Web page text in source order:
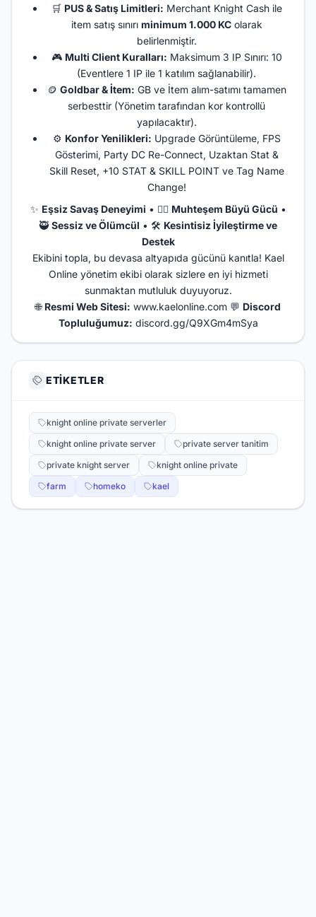
🛒 PUS & Satış Limitleri: Merchant Knight Cash ile
item satış sınırı minimum 1.000 KColarak
belirlenmiştir.
🎮 Multi Client Kuralları: Maksimum 3 IP Sınırı: 10
(Eventlere 1 IP ile 1 katılım sağlanabilir).
🪙 Goldbar & İtem: GB ve İtem alım-satımı tamamen
serbesttir (Yönetim tarafından kor kontrollü
yapılacaktır).
⚙️ Konfor Yenilikleri: Upgrade Görüntüleme, FPS
Gösterimi, Party DC Re-Connect, Uzaktan Stat &
Skill Reset, +10 STAT & SKILL POINT ve Tag Name
Change!
✨ Eşsiz Savaş Deneyimi • 🧙‍♂️ Muhteşem Büyü Gücü •
🥷 Sessiz ve Ölümcül • 🛠️ Kesintisiz İyileştirme ve
Destek
Ekibini topla, bu devasa altyapıda gücünü kanıtla! Kael
Online yönetim ekibi olarak sizlere en iyi hizmeti
sunmaktan mutluluk duyuyoruz.
🌐 Resmi Web Sitesi: www.kaelonline.com 💬 Discord
Topluluğumuz: discord.gg/Q9XGm4mSya
ETIKETLER
knight online private serverler
knight online private server
private server tanitim
private knight server
knight online private
farm
homeko kael